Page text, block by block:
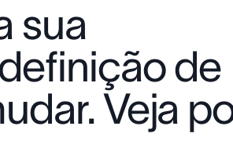
sua
de
Veja